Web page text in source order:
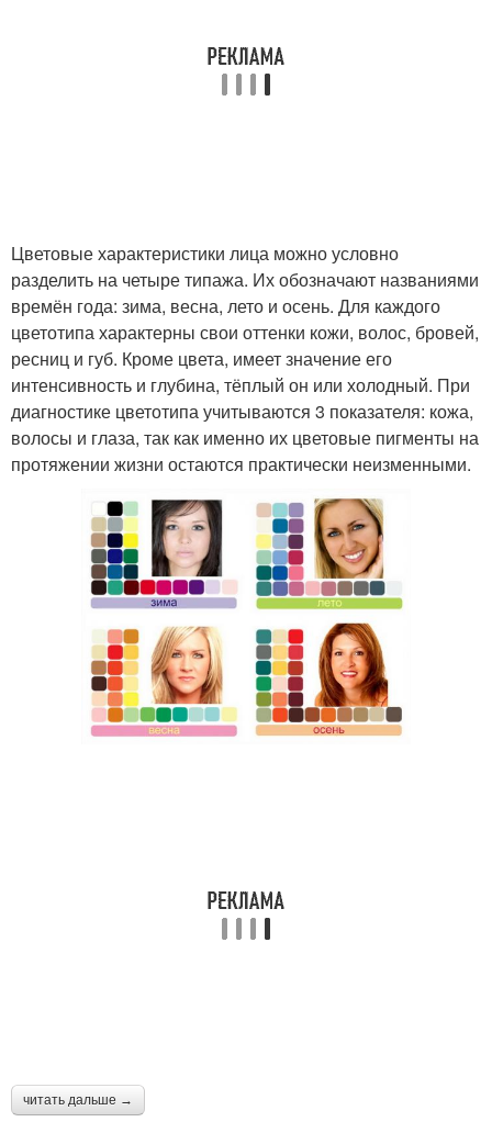
Цветовые характеристики лица можно условно
разделить на четыре типажа. Их обозначают названиями
времён года: зима, весна, лето и осень. Для каждого
цветотипа характерны свои оттенки кожи, волос, бровей,
ресниц и губ. Кроме цвета, имеет значение его
интенсивность и глубина, тёплый он или холодный. При
диагностике цветотипа учитываются 3 показателя: кожа,
волосы и глаза, так как именно их цветовые пигменты на
протяжении жизни остаются практически неизменными.
читать дальше →